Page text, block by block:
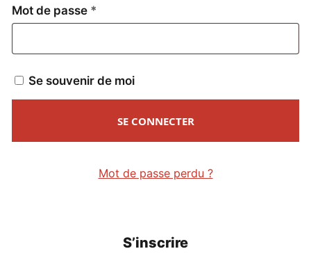
Mot de passe *
Se souvenir de moi
SE CONNECTER
Mot de passe perdu ?
S’inscrire